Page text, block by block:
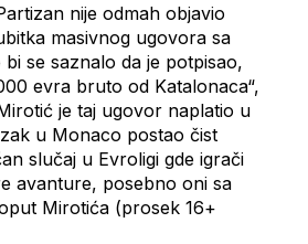
nije odmah objavio
masivnog ugovora sa
se saznalo da je potpisao,
evra bruto od Katalonaca“,
je taj ugovor naplatio u
u Monaco postao čist
slučaj u Evroligi gde igrači
avanture, posebno oni sa
Mirotića (prosek 16+